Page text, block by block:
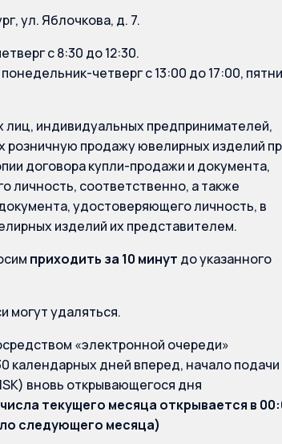
ул. Яблочкова, д. 7.
с 8:30 до 12:30.
четверг с 13:00 до 17:00,
лиц, индивидуальных предпринимателей,
продажу ювелирных изделий
договора купли-продажи и документа,
личность, соответственно, а также
удостоверяющего личность, в
изделий их представителем.
приходить за 10 минут до указанного
могут удаляться.
«электронной очереди»
календарных дней вперед, начало подачи
вновь открывающегося дня
текущего месяца открывается в
следующего месяца)